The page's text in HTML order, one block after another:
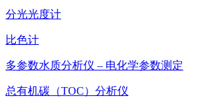
分光光度计
比色计
多参数水质分析仪 – 电化学参数测定
总有机碳（TOC）分析仪